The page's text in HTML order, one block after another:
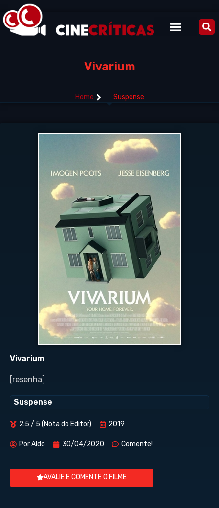
Vivarium
Home Suspense
Vivarium
[resenha]
Suspense
2.5 / 5 (Nota do Editor) 2019
PorAldo 30/04/2020 Comente!
AVALIE E COMENTE O FILME